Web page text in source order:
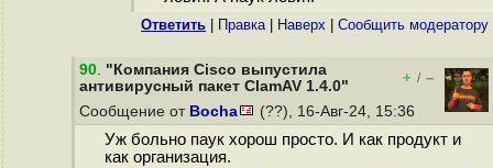
Ответить Правка| Наверх Cообщить модератору
90. "Компания Cisco выпустила
антивирусный пакет ClamAV 1.4.0"
+ / –
Сообщение от Bocha (??), 16-Авг-24, 15:36
Уж больно паук хорош просто. И как продукт и
как организация.